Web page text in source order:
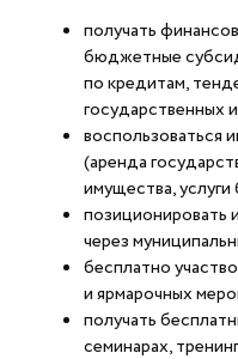
получать
бюджетные
по кредитам,
государственных
воспользоваться
(аренда
имущества,
позиционировать
через
бесплатно
и ярмарочных
получать
семинарах,